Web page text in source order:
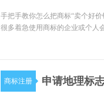
手把手教你怎么把商标“卖个好
很多着急使用商标的企业或个人
商标注册 申请地理标